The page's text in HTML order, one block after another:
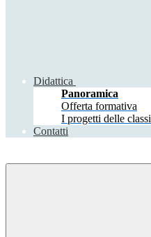
Didattica
Panoramica
Offerta formativa
I progetti delle classi
Contatti